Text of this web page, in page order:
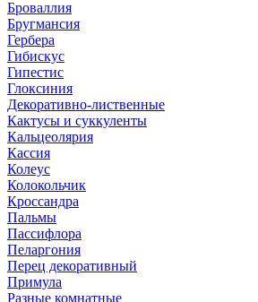
Броваллия
Бругмансия
Гербера
Гибискус
Гипестис
Глоксиния
Декоративно-лиственные
Кактусы и суккуленты
Кальцеолярия
Кассия
Колеус
Колокольчик
Кроссандра
Пальмы
Пассифлора
Пеларгония
Перец декоративный
Примула
Разные комнатные